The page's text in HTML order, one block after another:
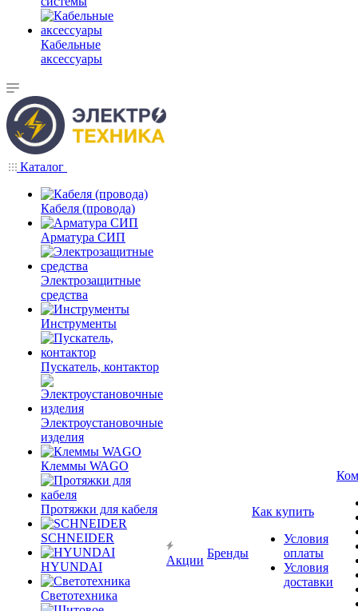
Кабельные
аксессуары
Каталог
Кабеля (провода)
Арматура СИП
Электрозащитные
средства
Инструменты
Пускатель, контактор
Электроустановочные
изделия
Клеммы WAGO
Протяжки для кабеля
SCHNEIDER
HYUNDAI
Светотехника
Акции
Бренды
Как купить
Условия
оплаты
Условия
доставки